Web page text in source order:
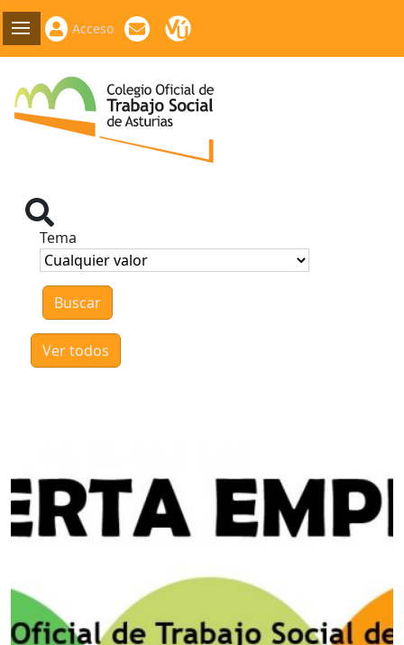
Acceso
Tema